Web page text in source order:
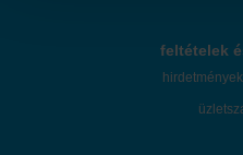
feltételek